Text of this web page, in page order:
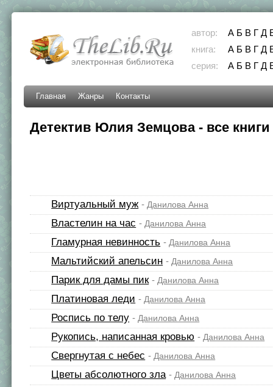
автор: А Б В Г Д
книга:
А Б В Г Д
серия:
А Б В Г Д
Главная Жанры Контакты
Детектив Юлия Земцова - все
Виртуальный муж - Данилова Анна
Властелин на час - Данилова Анна
Гламурная невинность - Данилова Анна
Мальтийский апельсин - Данилова Анна
Парик для дамы пик - Данилова Анна
Платиновая леди - Данилова Анна
Роспись по телу - Данилова Анна
Рукопись, написанная кровью - Данилова Анна
Свергнутая с небес - Данилова Анна
Цветы абсолютного зла - Данилова Анна